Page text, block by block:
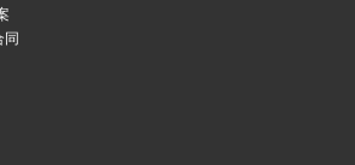
同